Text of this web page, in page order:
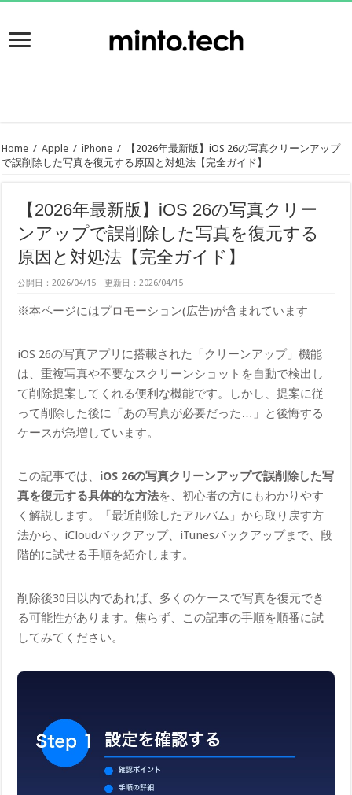
Home / Apple / iPhone /
【2026年最新版】iOS 26の写真クリーンアップ
で誤削除した写真を復元する原因と対処法【完全ガイド】
【2026年最新版】iOS 26の写真クリー
ンアップで誤削除した写真を復元する
原因と対処法【完全ガイド】
公開日：2026/04/15 更新日：2026/04/15
※本ページにはプロモーション(広告)が含まれています
iOS 26の写真アプリに搭載された「クリーンアップ」機能
は、重複写真や不要なスクリーンショットを自動で検出し
て削除提案してくれる便利な機能です。しかし、提案に従
って削除した後に「あの写真が必要だった…」と後悔する
ケースが急増しています。
この記事では、 iOS 26の写真クリーンアップで誤削除した写
真を復元する具体的な方法を、初心者の方にもわかりやす
く解説します。「最近削除したアルバム」から取り戻す方
法から、iCloudバックアップ、iTunesバックアップまで、段
階的に試せる手順を紹介します。
削除後30日以内であれば、多くのケースで写真を復元でき
る可能性があります。焦らず、この記事の手順を順番に試
してみてください。